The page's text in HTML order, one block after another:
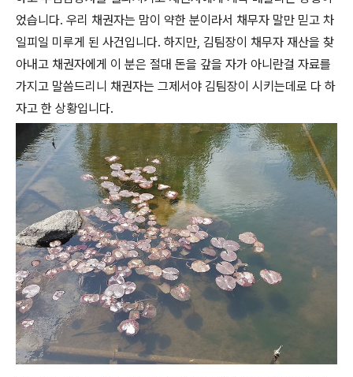
었습니다. 우리 채권자는 맘이 약한 분이라서 채무자 말만 믿고 차
일피일 미루게 된 사건입니다. 하지만, 김팀장이 채무자 재산을 찾
아내고 채권자에게 이 분은 절대 돈을 갚을 자가 아니란걸 자료를
가지고 말씀드리니 채권자는 그제서야 김팀장이 시키는데로 다 하
자고 한 상황입니다.